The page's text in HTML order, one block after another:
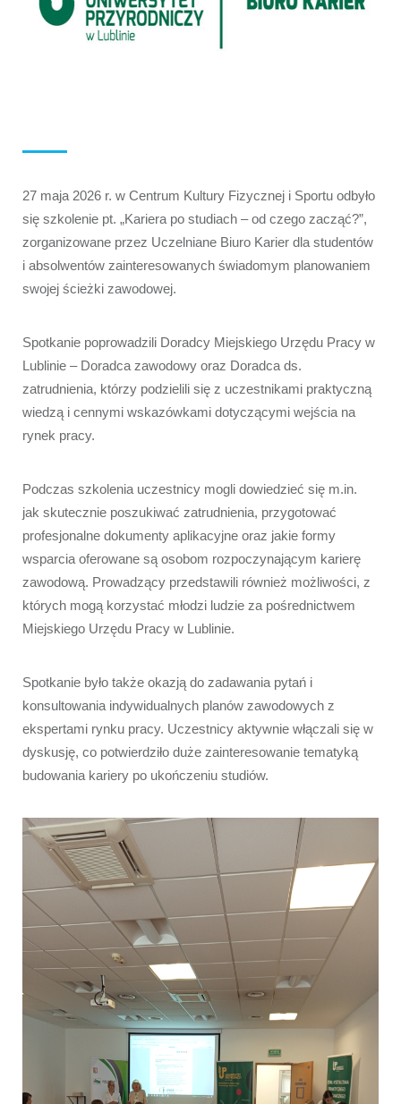
27 maja 2026 r. w Centrum Kultury Fizycznej i Sportu odbyło
się szkolenie pt. „Kariera po studiach – od czego zacząć?”,
zorganizowane przez Uczelniane Biuro Karier dla studentów
i absolwentów zainteresowanych świadomym planowaniem
swojej ścieżki zawodowej.
Spotkanie poprowadzili Doradcy Miejskiego Urzędu Pracy w
Lublinie – Doradca zawodowy oraz Doradca ds.
zatrudnienia, którzy podzielili się z uczestnikami praktyczną
wiedzą i cennymi wskazówkami dotyczącymi wejścia na
rynek pracy.
Podczas szkolenia uczestnicy mogli dowiedzieć się m.in.
jak skutecznie poszukiwać zatrudnienia, przygotować
profesjonalne dokumenty aplikacyjne oraz jakie formy
wsparcia oferowane są osobom rozpoczynającym karierę
zawodową. Prowadzący przedstawili również możliwości, z
których mogą korzystać młodzi ludzie za pośrednictwem
Miejskiego Urzędu Pracy w Lublinie.
Spotkanie było także okazją do zadawania pytań i
konsultowania indywidualnych planów zawodowych z
ekspertami rynku pracy. Uczestnicy aktywnie włączali się w
dyskusję, co potwierdziło duże zainteresowanie tematyką
budowania kariery po ukończeniu studiów.